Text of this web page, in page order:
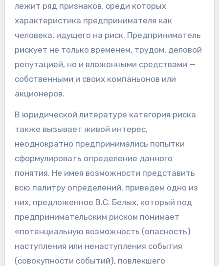
лежит ряд признаков, среди которых
характеристика предпринимателя как
человека, идущего на риск. Предприниматель
рискует не только временем, трудом, деловой
репутацией, но и вложенными средствами —
собственными и своих компаньонов или
акционеров.
В юридической литературе категория риска
также вызывает живой интерес,
неоднократно предпринимались попытки
сформулировать определение данного
понятия. Не имея возможности представить
всю палитру определений, приведем одно из
них, предложенное В.С. Белых, который под
предпринимательским риском понимает
«потенциальную возможность (опасность)
наступления или ненаступления события
(совокупности событий), повлекшего